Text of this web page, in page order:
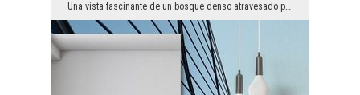
Una vista fascinante de un bosque denso atravesado por un estrecho sendero a lo largo del agua cr...